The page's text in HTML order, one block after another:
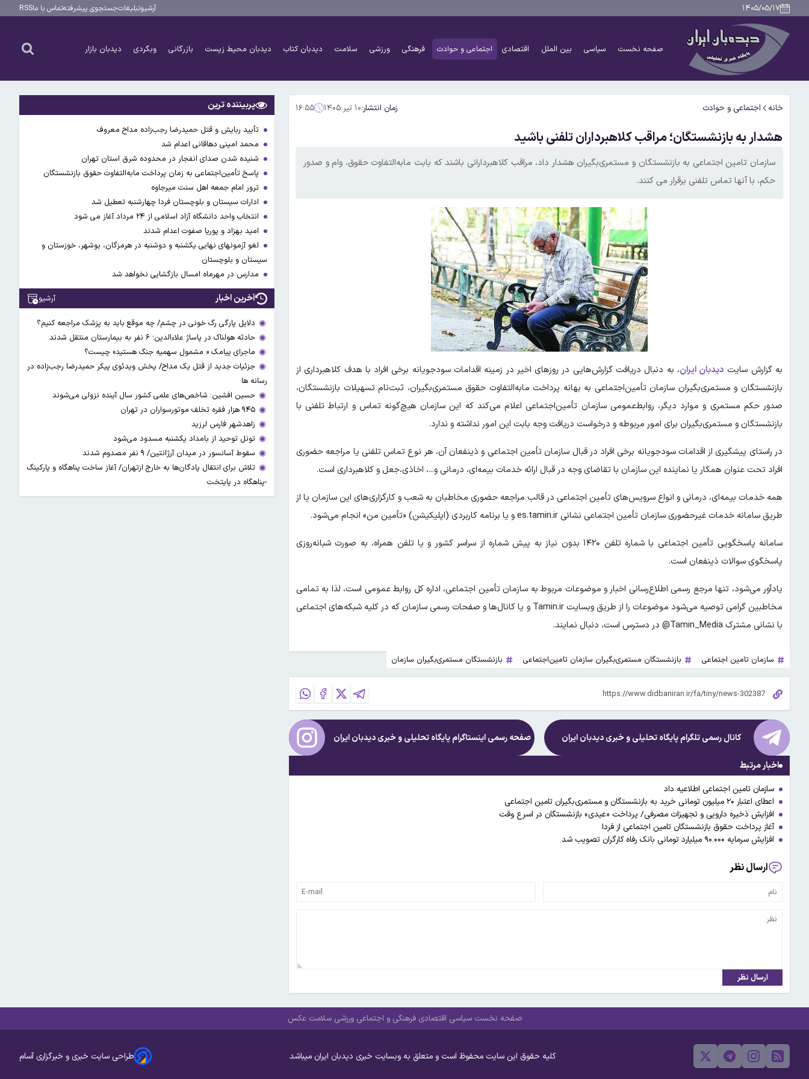
۱۴۰۵/۰۵/۱۷ آرشیوتبلیغاتجستجوی پیشرفتهتماس با ماRSS
صفحه نخست سیاسی بین الملل اقتصادی اجتماعی و حوادث فرهنگی ورزشی سلامت دیدبان کتاب دیدبان محیط زیست بازرگانی وبگردی دیدبان بازار
خانه اجتماعی و حوادث زمان انتشار:۱۰ تیر ۱۴۰۵ ۱۶:۵۵
هشدار به بازنشستگان؛ مراقب کلاهبرداران تلفنی باشید
سازمان تامین اجتماعی به بازنشستگان و مستمری‌بگیران هشدار داد، مراقب کلاهبردارانی باشند که بابت مابه‌التفاوت حقوق، وام و صدور
حکم، با آنها تماس تلفنی برقرار می کنند.
به گزارش سایت دیدبان ایران، به دنبال دریافت گزارش‌هایی در روزهای اخیر در زمینه اقدامات سودجویانه برخی افراد با هدف کلاهبرداری از
بازنشستگان و مستمری‌بگیران سازمان تأمین‌اجتماعی به بهانه پرداخت مابه‌التفاوت حقوق مستمری‌بگیران، ثبت‌نام تسهیلات بازنشستگان،
صدور حکم مستمری و موارد دیگر، روابط‌عمومی سازمان تأمین‌اجتماعی اعلام می‌کند که این سازمان هیچ‌گونه تماس و ارتباط تلفنی با
بازنشستگان و مستمری‌بگیران برای امور مربوطه و درخواست دریافت وجه بابت این امور نداشته و ندارد.
در راستای پیشگیری از اقدامات سودجویانه برخی افراد در قبال سازمان تأمین اجتماعی و ذینفعان آن، هر نوع تماس تلفنی یا مراجعه حضوری
افراد تحت عنوان همکار یا نماینده این سازمان با تقاضای وجه در قبال ارائه خدمات بیمه‌ای، درمانی و...، اخاذی،جعل و کلاهبرداری است.
همه خدمات بیمه‌ای، درمانی و انواع سرویس‌های تأمین اجتماعی در قالب مراجعه حضوری مخاطبان به شعب و کارگزاری‌های این سازمان یا از
طریق سامانه خدمات غیرحضوری سازمان تأمین اجتماعی نشانی es.tamin.ir و یا برنامه کاربردی (اپلیکیشن) «تأمین من» انجام می‌شود.
سامانه پاسخگویی تأمین اجتماعی با شماره تلفن ۱۴۲۰ بدون نیاز به پیش شماره از سراسر کشور و یا تلفن همراه، به صورت شبانه‌روزی
پاسخگوی سوالات ذینفعان است.
یادآور می‌شود، تنها مرجع رسمی اطلاع‌رسانی اخبار و موضوعات مربوط به سازمان تأمین اجتماعی، اداره کل روابط عمومی است، لذا به تمامی
مخاطبین گرامی توصیه می‌شود موضوعات را از طریق وبسایت Tamin.ir و یا کانال‌ها و صفحات رسمی سازمان که در کلیه شبکه‌های اجتماعی
با نشانی مشترک Tamin_Media@ در دسترس است، دنبال نمایند.
سازمان تامین اجتماعی بازنشستگان مستمری‌بگیران سازمان تامین‌اجتماعی بازنشستگان مستمری‌بگیران سازمان
کانال رسمی تلگرام پایگاه تحلیلی و خبریدیدبان ایران صفحه رسمی اینستاگرام پایگاه تحلیلی و خبریدیدبان ایران
اخبار مرتبط
سازمان تامین اجتماعی اطلاعیه داد
اعطای اعتبار ۲۰ میلیون تومانی خرید به بازنشستگان و مستمری‌بگیران تامین اجتماعی
افزایش ذخیره دارویی و تجهیزات مصرفی/ پرداخت «عیدی» بازنشستگان در اسرع وقت
آغاز پرداخت حقوق بازنشستگان تامین اجتماعی از فردا
افزایش سرمایه ۹۰.۰۰۰ میلیارد تومانی بانک رفاه کارگران تصویب شد
ارسال نظر
ارسال نظر
پربیننده ترین
تأیید ربایش و قتل حمیدرضا رجب‌زاده مداح معروف
محمد امینی دهاقانی اعدام شد
شنیده شدن صدای انفجار در محدوده شرق استان تهران
پاسخ تأمین‌اجتماعی به زمان پرداخت مابه‌التفاوت حقوق بازنشستگان
ترور امام جمعه اهل سنت میرجاوه
ادارات سیستان و بلوچستان فردا چهارشنبه تعطیل شد
انتخاب واحد دانشگاه آزاد اسلامی از ۲۴ مرداد آغاز می شود
امید بهزاد و پوریا صفوت اعدام شدند
لغو آزمونهای نهایی یکشنبه و دوشنبه در هرمزگان، بوشهر، خوزستان و
سیستان و بلوچستان
مدارس در مهرماه امسال بازگشایی نخواهد شد
آخرین اخبار آرشیو
دلایل پارگی رگ خونی در چشم/ چه موقع باید به پزشک مراجعه کنیم؟
حادثه هولناک در پاساژ علاءالدین؛ ۶ نفر به بیمارستان منتقل شدند
ماجرای پیامک « مشمول سهمیه جنگ هستید» چیست؟
جزئیات جدید از قتل یک مداح/ پخش ویدئوی پیکر حمیدرضا رجب‌زاده در
رسانه ها
حسین افشین: شاخص‌های علمی کشور سال آینده نزولی می‌شوند
۹۴۵ هزار فقره تخلف موتورسواران در تهران
زاهدشهر فارس لرزید
تونل توحید از بامداد یکشنبه مسدود می‌شود
سقوط آسانسور در میدان آرژانتین/ ۹ نفر مصدوم شدند
تلاش برای انتقال پادگان‌ها به خارج ازتهران/ آغاز ساخت پناهگاه و پارکینگ
-پناهگاه در پایتخت
صفحه نخست سیاسی اقتصادی فرهنگی و اجتماعی ورزشی سلامت عکس
کلیه حقوق این سایت محفوظ است و متعلق به وبسایت خبری دیدبان ایران میباشد طراحی سایت خبری و خبرگزاری آسام